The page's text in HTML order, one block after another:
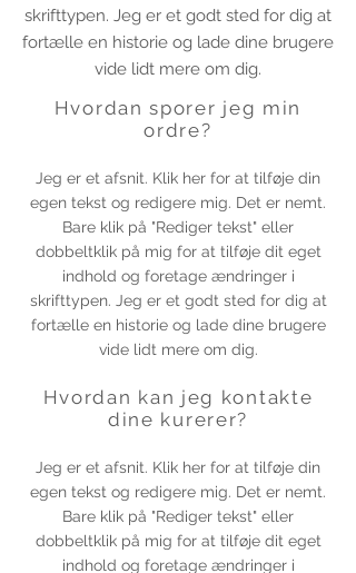
skrifttypen. Jeg er et godt sted for dig at
fortælle en historie og lade dine brugere
vide lidt mere om dig.
Hvordan sporer jeg min
ordre?
Jeg er et afsnit. Klik her for at tilføje din
egen tekst og redigere mig. Det er nemt.
Bare klik på "Rediger tekst" eller
dobbeltklik på mig for at tilføje dit eget
indhold og foretage ændringer i
skrifttypen. Jeg er et godt sted for dig at
fortælle en historie og lade dine brugere
vide lidt mere om dig.
Hvordan kan jeg kontakte
dine kurerer?
Jeg er et afsnit. Klik her for at tilføje din
egen tekst og redigere mig. Det er nemt.
Bare klik på "Rediger tekst" eller
dobbeltklik på mig for at tilføje dit eget
indhold og foretage ændringer i